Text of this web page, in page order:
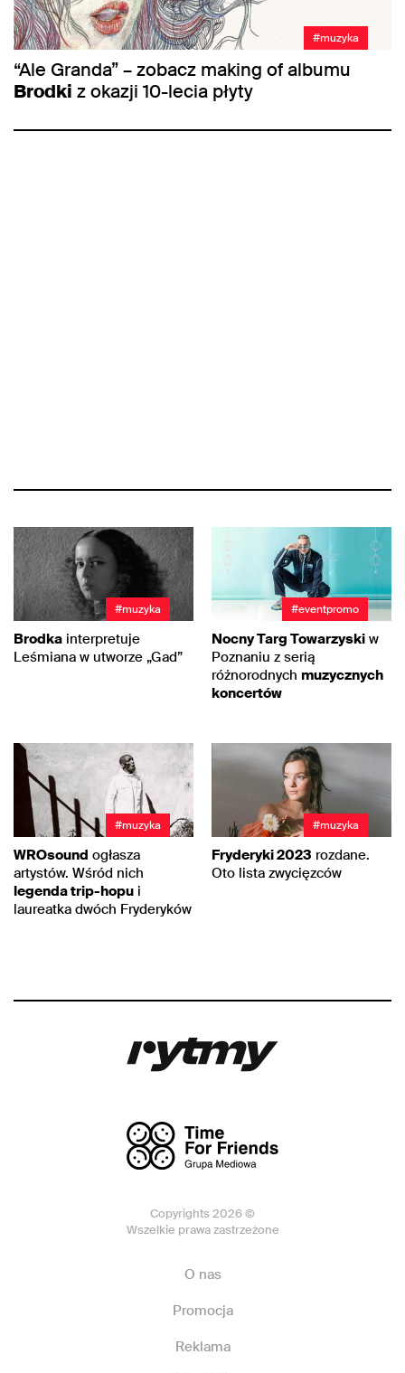
#muzyka
“Ale Granda” – zobacz making of albumu
Brodki z okazji 10-lecia płyty
#muzyka
Brodka interpretuje
Leśmiana w utworze „Gad”
#eventpromo
Nocny Targ Towarzyski w
Poznaniu z serią
różnorodnych muzycznych
koncertów
#muzyka
WROsound ogłasza
artystów. Wśród nich
legenda trip-hopu i
laureatka dwóch Fryderyków
#muzyka
Fryderyki 2023 rozdane.
Oto lista zwycięzców
Copyrights 2026 ©
Wszelkie prawa zastrzeżone
O nas
Promocja
Reklama